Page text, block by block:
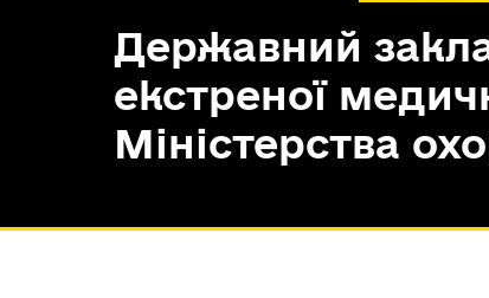
Державний
екстреної
Міністерства